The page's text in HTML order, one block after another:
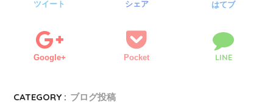
ツイート シェア はてブ
Google+ Pocket LINE
CATEGORY : ブログ投稿